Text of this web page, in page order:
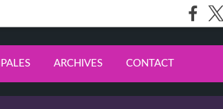
ARCHIVES CONTACT